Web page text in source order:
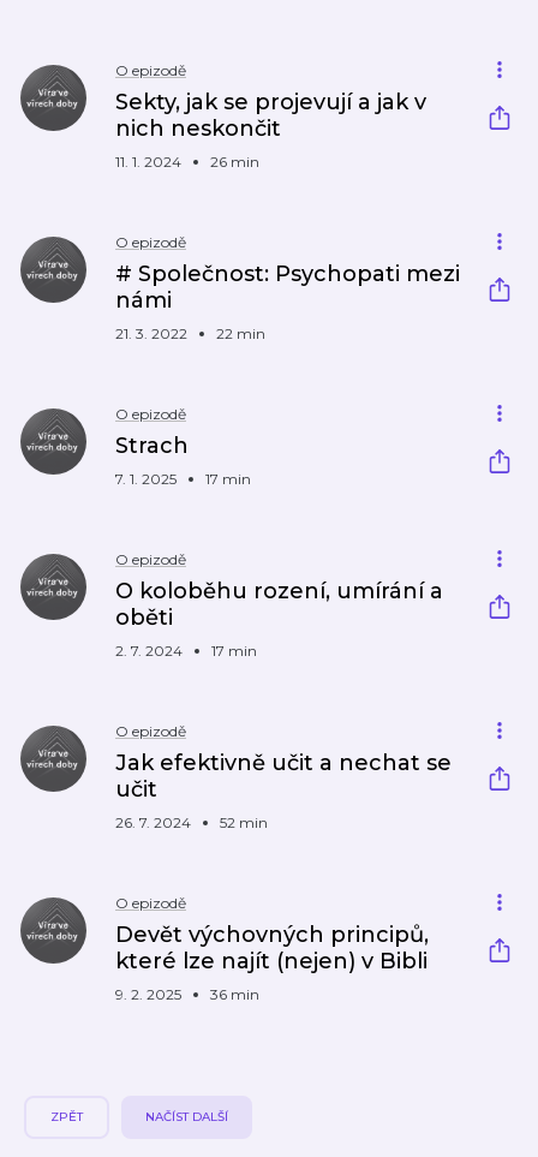
O epizodě
Sekty, jak se projevují a jak v
nich neskončit
11. 1. 2024 26 min
O epizodě
# Společnost: Psychopati mezi
námi
21. 3. 2022 22 min
O epizodě
Strach
7. 1. 2025 17 min
O epizodě
O koloběhu rození, umírání a
oběti
2. 7. 2024 17 min
O epizodě
Jak efektivně učit a nechat se
učit
26. 7. 2024 52 min
O epizodě
Devět výchovných principů,
které lze najít (nejen) v Bibli
9. 2. 2025 36 min
ZPĚT NAČÍST DALŠÍ